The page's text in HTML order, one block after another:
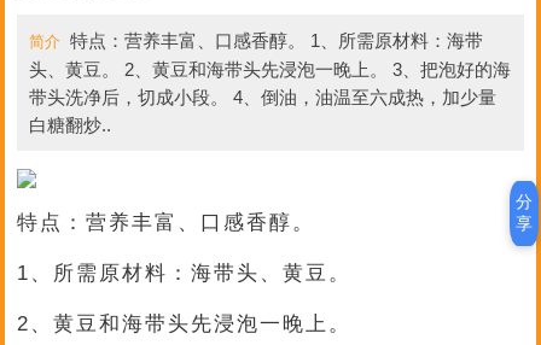
简介 特点：营养丰富、口感香醇。 1、所需原材料：海带
头、黄豆。 2、黄豆和海带头先浸泡一晚上。 3、把泡好的海
带头洗净后，切成小段。 4、倒油，油温至六成热，加少量
白糖翻炒..
特点：营养丰富、口感香醇。
1、所需原材料：海带头、黄豆。
2、黄豆和海带头先浸泡一晚上。
分
享